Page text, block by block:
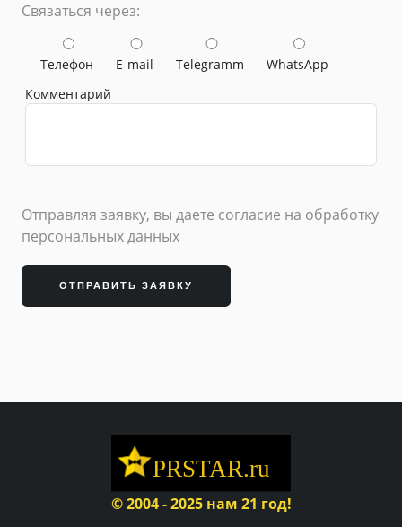
Связаться через:
Телефон E-mail Telegramm
WhatsApp
Комментарий
Отправляя заявку, вы даете согласие на обработку
персональных данных
ОТПРАВИТЬ ЗАЯВКУ
© 2004 - 2025 нам 21 год!